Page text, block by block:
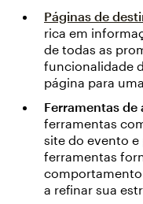
Páginas de
rica em
de todas as
funcionalidade
página para
Ferramentas de
ferramentas
site do evento e
ferramentas
a refinar sua